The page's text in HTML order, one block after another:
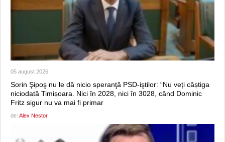
05 august 2026
Sorin Şipoş nu le dă nicio speranţă PSD-iştilor: “Nu veți câștiga
niciodată Timișoara. Nici în 2028, nici în 3028, când Dominic
Fritz sigur nu va mai fi primar
de: Alex Nestor